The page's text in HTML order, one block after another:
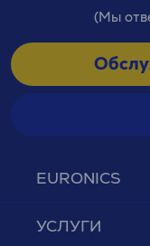
EURONICS
УСЛУГИ
(Мы